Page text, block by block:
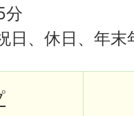
分
日、休日、年